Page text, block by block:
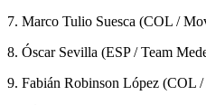
7. Marco Tulio Suesca (COL /
8. Óscar Sevilla (ESP / Team
9. Fabián Robinson López (COL /